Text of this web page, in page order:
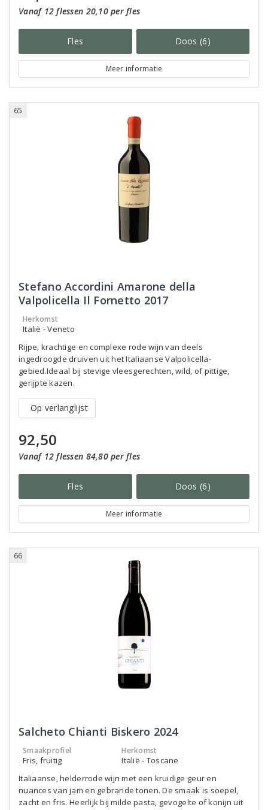
Vanaf 12 flessen 20,10 per fles
Fles Doos (6)
Meer informatie
65
Stefano Accordini Amarone della
Valpolicella Il Fornetto 2017
Herkomst
Italië - Veneto
Rijpe, krachtige en complexe rode wijn van deels
ingedroogde druiven uit het Italiaanse Valpolicella-
gebied.Ideaal bij stevige vleesgerechten, wild, of pittige,
gerijpte kazen.
Op verlanglijst
92,50
Vanaf 12 flessen 84,80 per fles
Fles Doos (6)
Meer informatie
66
Salcheto Chianti Biskero 2024
Smaakprofiel
Fris, fruitig
Herkomst
Italië - Toscane
Italiaanse, helderrode wijn met een kruidige geur en
nuances van jam en gebrande tonen. De smaak is soepel,
zacht en fris. Heerlijk bij milde pasta, gevogelte of konijn uit